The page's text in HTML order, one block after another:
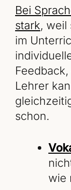
Bei
stark, weil
im
Lehrer
schon.
wie